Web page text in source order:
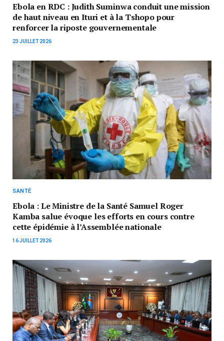
Ebola en RDC : Judith Suminwa conduit une mission
de haut niveau en Ituri et à la Tshopo pour
renforcer la riposte gouvernementale
23 JUILLET 2026
SANTÉ
Ebola : Le Ministre de la Santé Samuel Roger
Kamba salue évoque les efforts en cours contre
cette épidémie à l’Assemblée nationale
16 JUILLET 2026